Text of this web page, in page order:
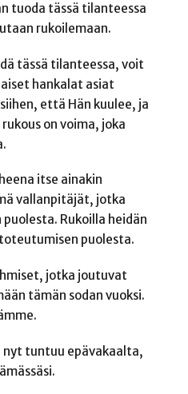
tuoda tässä tilanteessa
rukoilemaan.
tässä tilanteessa, voit
hankalat asiat
että Hän kuulee, ja
on voima, joka
itse ainakin
vallanpitäjät, jotka
Rukoilla heidän
puolesta.
jotka joutuvat
tämän sodan vuoksi.
nyt tuntuu epävakaalta,